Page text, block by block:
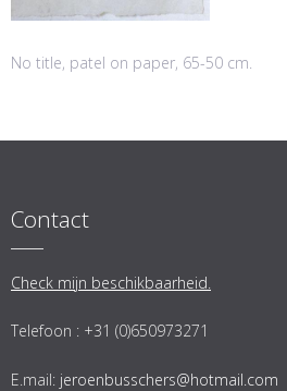
No title, patel on paper, 65-50 cm.
Contact
Check mijn beschikbaarheid.
Telefoon : +31 (0)650973271
E.mail: jeroenbusschers@hotmail.com